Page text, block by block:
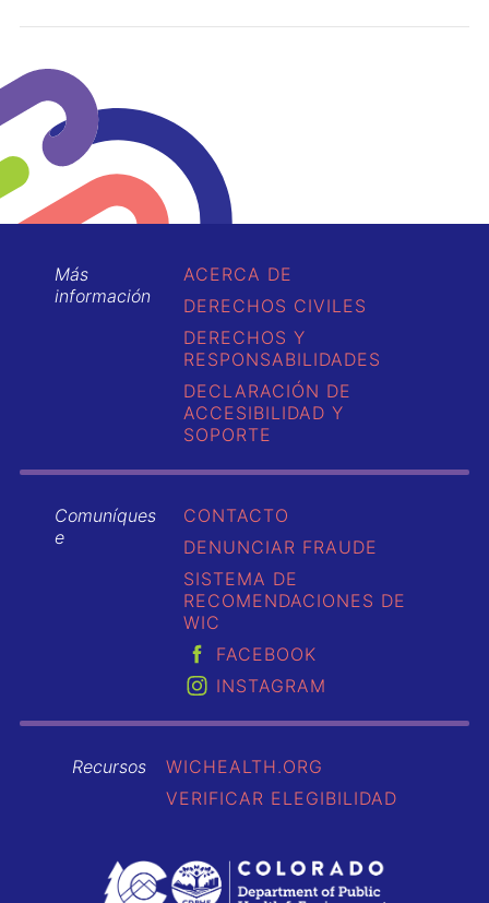
Más
información
ACERCA DE
DERECHOS CIVILES
DERECHOS Y
RESPONSABILIDADES
DECLARACIÓN DE
ACCESIBILIDAD Y
SOPORTE
Comuníques
e
CONTACTO
DENUNCIAR FRAUDE
SISTEMA DE
RECOMENDACIONES DE
WIC
FACEBOOK
INSTAGRAM
Recursos
WICHEALTH.ORG
VERIFICAR ELEGIBILIDAD